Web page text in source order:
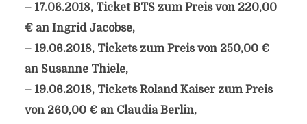
– 17.06.2018, Ticket BTS zum Preis von 220,00
€ an Ingrid Jacobse,
– 19.06.2018, Tickets zum Preis von 250,00 €
an Susanne Thiele,
– 19.06.2018, Tickets Roland Kaiser zum Preis
von 260,00 € an Claudia Berlin,